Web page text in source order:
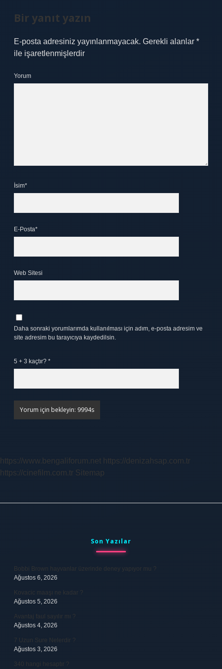
Bir yanıt yazın
E-posta adresiniz yayınlanmayacak. Gerekli alanlar *
ile işaretlenmişlerdir
Yorum
İsim*
E-Posta*
Web Sitesi
Daha sonraki yorumlarımda kullanılması için adım, e-posta adresim ve
site adresim bu tarayıcıya kaydedilsin.
5 + 3 kaçtır? *
https://www.bengaliforum.net https://denizahsap.com.tr
https://cinefilm.com.tr Sitemap
Son Yazılar
Bobbi Brown hayvanlar üzerinde deney yapıyor mu ?
Ağustos 6, 2026
Kovacic maaşı ne kadar ?
Ağustos 5, 2026
Avantaj faul sayılır mı ?
Ağustos 4, 2026
7 Uzun Sure Nelerdir ?
Ağustos 3, 2026
340 hangi hesaptır ?